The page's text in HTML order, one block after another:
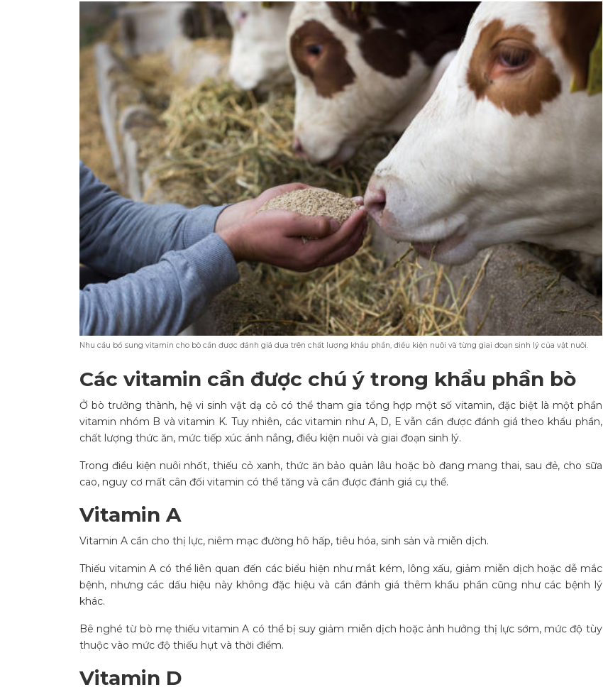
Nhu cầu bổ sung vitamin cho bò cần được đánh giá dựa trên chất lượng khẩu phần, điều kiện nuôi và từng giai đoạn sinh lý của vật nuôi.
Các vitamin cần được chú ý trong khẩu phần bò
Ở bò trưởng thành, hệ vi sinh vật dạ cỏ có thể tham gia tổng hợp một số vitamin, đặc biệt là một phần
vitamin nhóm B và vitamin K. Tuy nhiên, các vitamin như A, D, E vẫn cần được đánh giá theo khẩu phần,
chất lượng thức ăn, mức tiếp xúc ánh nắng, điều kiện nuôi và giai đoạn sinh lý.
Trong điều kiện nuôi nhốt, thiếu cỏ xanh, thức ăn bảo quản lâu hoặc bò đang mang thai, sau đẻ, cho sữa
cao, nguy cơ mất cân đối vitamin có thể tăng và cần được đánh giá cụ thể.
Vitamin A
Vitamin A cần cho thị lực, niêm mạc đường hô hấp, tiêu hóa, sinh sản và miễn dịch.
Thiếu vitamin A có thể liên quan đến các biểu hiện như mắt kém, lông xấu, giảm miễn dịch hoặc dễ mắc
bệnh, nhưng các dấu hiệu này không đặc hiệu và cần đánh giá thêm khẩu phần cũng như các bệnh lý
khác.
Bê nghé từ bò mẹ thiếu vitamin A có thể bị suy giảm miễn dịch hoặc ảnh hưởng thị lực sớm, mức độ tùy
thuộc vào mức độ thiếu hụt và thời điểm.
Vitamin D